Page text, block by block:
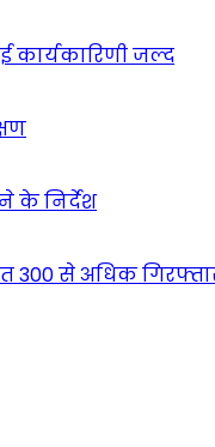
जल्द
के निर्देश
से अधिक